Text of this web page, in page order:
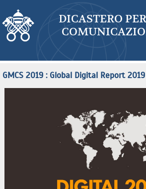
DICASTERO
GMCS 2019 : Global Digital Report 2019